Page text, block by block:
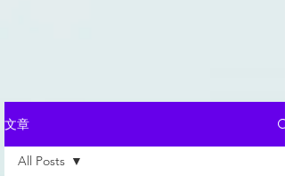
文章
All Posts